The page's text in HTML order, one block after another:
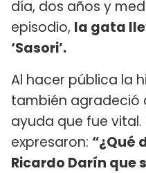
día, dos años y
episodio, la gata
‘Sasori’.
Al hacer pública la
también agradeció
ayuda que fue vital.
expresaron: “¿Qué
Ricardo Darín que